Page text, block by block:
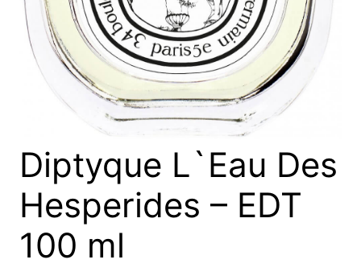
Diptyque L`Eau Des
Hesperides – EDT
100 ml